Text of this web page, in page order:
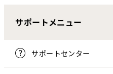
サポートメニュー
サポートセンター